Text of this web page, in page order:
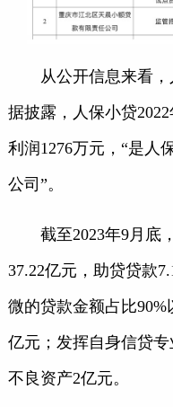
从公开信息来看，
据披露，人保小贷
利润1276万元，“是人
公司”。
截至2023年9月底
37.22亿元，助贷贷款
微的贷款金额占比
亿元；发挥自身信贷
不良资产2亿元。